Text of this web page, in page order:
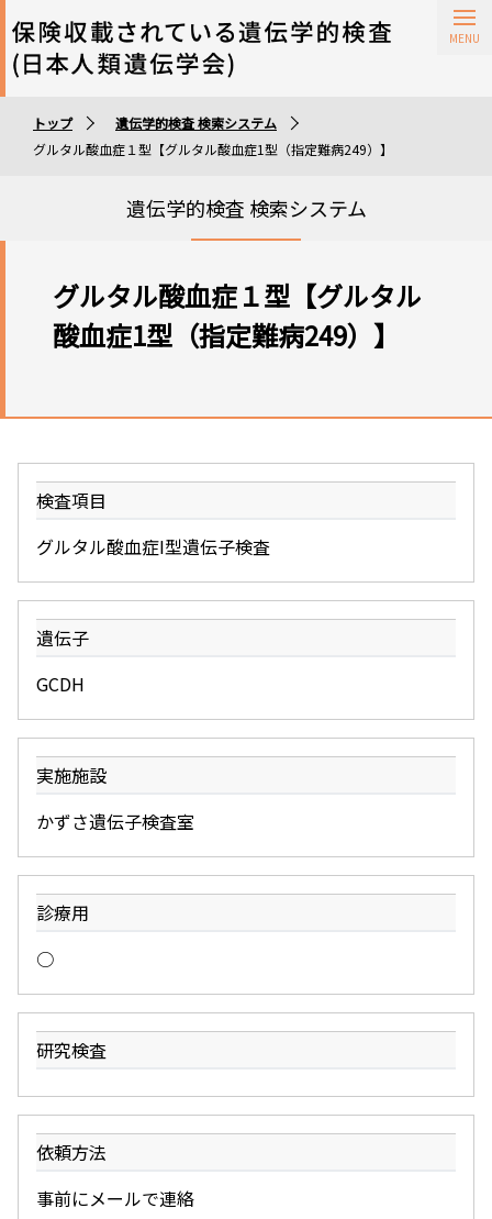
保険収載されている遺伝学的検査
遺伝学的検査実施施設
トップ
遺伝学的検査 検索システム
グルタル酸血症１型【グルタル酸血症1型（指定難病249）】
遺伝学的検査 検索システム
グルタル酸血症１型【グルタル
酸血症1型（指定難病249）】
検査項目
グルタル酸血症I型遺伝子検査
遺伝子
GCDH
実施施設
かずさ遺伝子検査室
診療用
○
研究検査
依頼方法
事前にメールで連絡